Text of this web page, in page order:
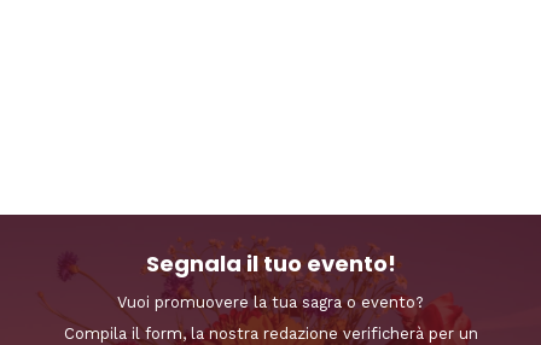
Segnala il tuo evento!
Vuoi promuovere la tua sagra o evento?
Compila il form, la nostra redazione verificherà per un